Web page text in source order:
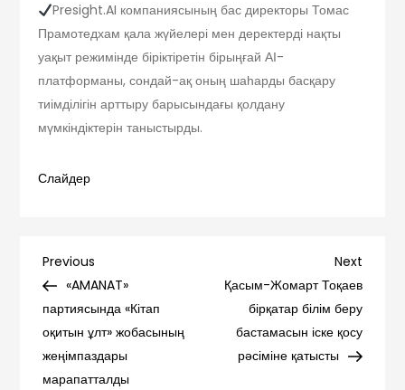
Presight.AI компаниясының бас директоры Томас
Прамотедхам қала жүйелері мен деректерді нақты
уақыт режимінде біріктіретін бірыңғай АІ-
платформаны, сондай-ақ оның шаһарды басқару
тиімділігін арттыру барысындағы қолдану
мүмкіндіктерін таныстырды.
Слайдер
Навигация
по
записям
Previous
Post
Previous
«AMANAT»
партиясында «Кітап
оқитын ұлт» жобасының
жеңімпаздары
марапатталды
Next
Post
Next
Қасым-Жомарт Тоқаев
бірқатар білім беру
бастамасын іске қосу
рәсіміне қатысты